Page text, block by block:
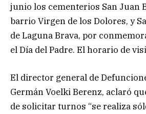
junio los cementerios San Juan
barrio Virgen de los Dolores, y
de Laguna Brava, por
el Día del Padre. El horario de
El director general de
Germán Voelki Berenz, aclaró
de solicitar turnos “se realiza